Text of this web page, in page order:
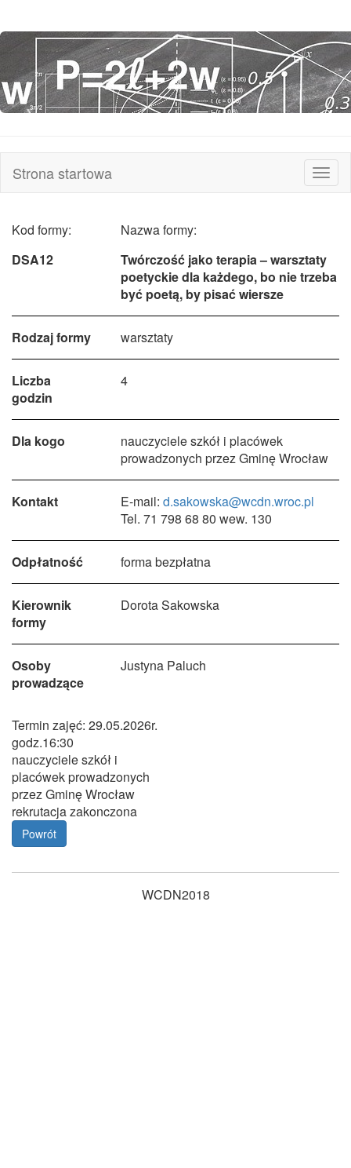
Strona startowa
Kod formy:
DSA12
Nazwa formy:
Twórczość jako terapia – warsztaty
poetyckie dla każdego, bo nie trzeba
być poetą, by pisać wiersze
Rodzaj formy warsztaty
Liczba
godzin
4
Dla kogo
nauczyciele szkół i placówek
prowadzonych przez Gminę Wrocław
Kontakt E-mail: d.sakowska@wcdn.wroc.pl
Tel. 71 798 68 80 wew. 130
Odpłatność forma bezpłatna
Kierownik
formy
Dorota Sakowska
Osoby
prowadzące
Justyna Paluch
Termin zajęć: 29.05.2026r.
godz.16:30
nauczyciele szkół i
placówek prowadzonych
przez Gminę Wrocław
rekrutacja zakonczona
Powrót
WCDN2018